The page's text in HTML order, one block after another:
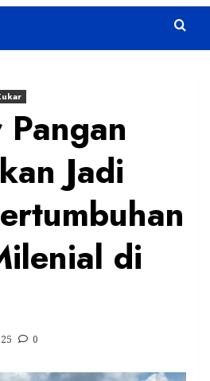
Jadi
di
0